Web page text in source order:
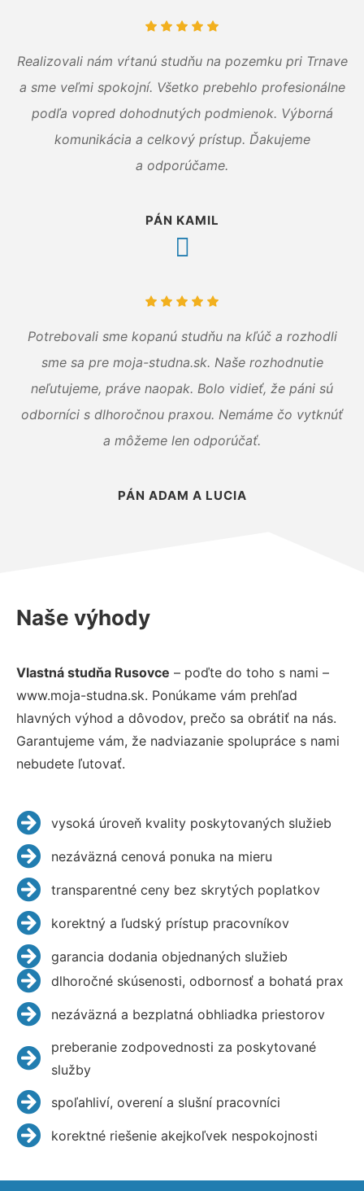
Realizovali nám vŕtanú studňu na pozemku pri Trnave
a sme veľmi spokojní. Všetko prebehlo profesionálne
podľa vopred dohodnutých podmienok. Výborná
komunikácia a celkový prístup. Ďakujeme
a odporúčame.
PÁN KAMIL
Potrebovali sme kopanú studňu na kľúč a rozhodli
sme sa pre moja-studna.sk. Naše rozhodnutie
neľutujeme, práve naopak. Bolo vidieť, že páni sú
odborníci s dlhoročnou praxou. Nemáme čo vytknúť
a môžeme len odporúčať.
PÁN ADAM A LUCIA
Naše výhody
Vlastná studňa Rusovce – poďte do toho s nami –
www.moja-studna.sk. Ponúkame vám prehľad
hlavných výhod a dôvodov, prečo sa obrátiť na nás.
Garantujeme vám, že nadviazanie spolupráce s nami
nebudete ľutovať.
vysoká úroveň kvality poskytovaných služieb
nezáväzná cenová ponuka na mieru
transparentné ceny bez skrytých poplatkov
korektný a ľudský prístup pracovníkov
garancia dodania objednaných služieb
dlhoročné skúsenosti, odbornosť a bohatá prax
nezáväzná a bezplatná obhliadka priestorov
preberanie zodpovednosti za poskytované
služby
spoľahliví, overení a slušní pracovníci
korektné riešenie akejkoľvek nespokojnosti